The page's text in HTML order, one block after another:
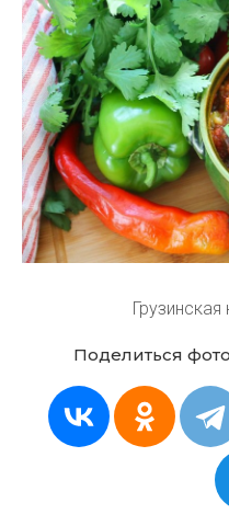
Поделиться